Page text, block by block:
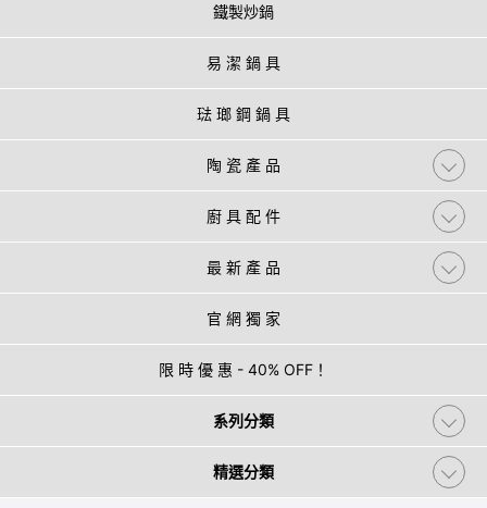
鐵製炒鍋
易 潔 鍋 具
琺 瑯 鋼 鍋 具
陶 瓷 產 品
廚 具 配 件
最 新 產 品
官 網 獨 家
限 時 優 惠 - 40% OFF！
系列分類
精選分類